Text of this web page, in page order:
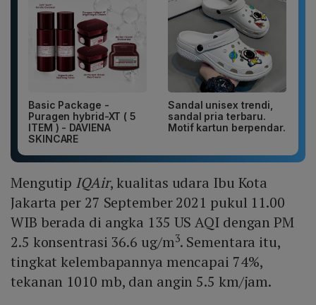
Basic Package -
Puragen hybrid-XT ( 5
ITEM ) - DAVIENA
SKINCARE
Sandal unisex trendi,
sandal pria terbaru.
Motif kartun berpendar.
Mengutip IQAir, kualitas udara Ibu Kota
Jakarta per 27 September 2021 pukul 11.00
WIB berada di angka 135 US AQI dengan PM
2.5 konsentrasi 36.6 ug/m3. Sementara itu,
tingkat kelembapannya mencapai 74%,
tekanan 1010 mb, dan angin 5.5 km/jam.